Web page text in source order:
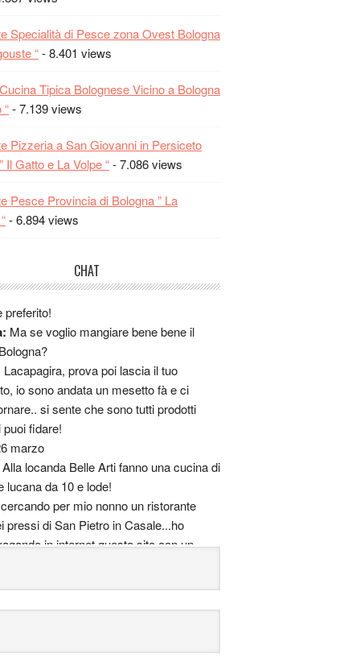
Specialità di Pesce zona Ovest Bologna
“- 8.401 views
Tipica Bolognese Vicino a Bologna
“- 7.139 views
Pizzeria a San Giovanni in Persiceto
Il Gatto e La Volpe “- 7.086 views
Pesce Provincia di Bologna ” La
- 6.894 views
CHAT
Al Gallo decisamente ottimo....
potete consigliare un ristorante dove
a Bo e vorrei provare la cucina
grazieeeeee!!!!
Vai alla Locanda... lo dice una bolognese
anche al San Franzisco, poi è in centro se
o in bus è facile da raggiungere,
Io sono andata all' agriturismo Gaggioli, è
andateci, sarà per sempre il mio
preferito!
Ma se voglio mangiare bene bene il
Lacapagira, prova poi lascia il tuo
io sono andata un mesetto fà e ci
si sente che sono tutti prodotti
fidare!
marzo
Alla locanda Belle Arti fanno una cucina di
lucana da 10 e lode!
per mio nonno un ristorante
pressi di San Pietro in Casale...ho
in internet questo sito con un
di nome "Hostaria del Pittore", qualcuno